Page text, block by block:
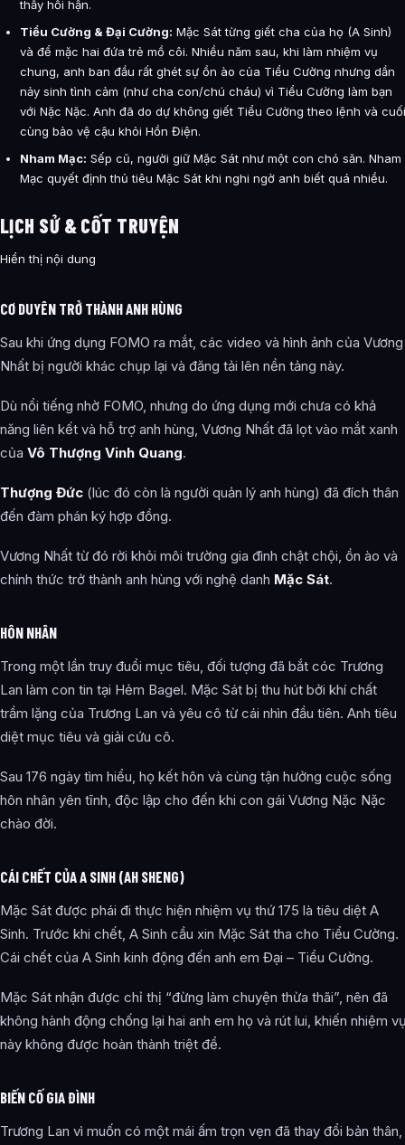
thấy hối hận.
Tiểu Cường & Đại Cường: Mặc Sát từng giết cha của họ (A Sinh)
và để mặc hai đứa trẻ mồ côi. Nhiều năm sau, khi làm nhiệm vụ
chung, anh ban đầu rất ghét sự ồn ào của Tiểu Cường nhưng dần
nảy sinh tình cảm (như cha con/chú cháu) vì Tiểu Cường làm bạn
với Nặc Nặc. Anh đã do dự không giết Tiểu Cường theo lệnh và cuối
cùng bảo vệ cậu khỏi Hồn Điện.
Nham Mạc: Sếp cũ, người giữ Mặc Sát như một con chó săn. Nham
Mạc quyết định thủ tiêu Mặc Sát khi nghi ngờ anh biết quá nhiều.
LỊCH SỬ & CỐT TRUYỆN
Hiển thị nội dung
CƠ DUYÊN TRỞ THÀNH ANH HÙNG
Sau khi ứng dụng FOMO ra mắt, các video và hình ảnh của Vương
Nhất bị người khác chụp lại và đăng tải lên nền tảng này.
Dù nổi tiếng nhờ FOMO, nhưng do ứng dụng mới chưa có khả
năng liên kết và hỗ trợ anh hùng, Vương Nhất đã lọt vào mắt xanh
của Vô Thượng Vinh Quang.
Thượng Đức (lúc đó còn là người quản lý anh hùng) đã đích thân
đến đàm phán ký hợp đồng.
Vương Nhất từ đó rời khỏi môi trường gia đình chật chội, ồn ào và
chính thức trở thành anh hùng với nghệ danh Mặc Sát.
HÔN NHÂN
Trong một lần truy đuổi mục tiêu, đối tượng đã bắt cóc Trương
Lan làm con tin tại Hẻm Bagel. Mặc Sát bị thu hút bởi khí chất
trầm lặng của Trương Lan và yêu cô từ cái nhìn đầu tiên. Anh tiêu
diệt mục tiêu và giải cứu cô.
Sau 176 ngày tìm hiểu, họ kết hôn và cùng tận hưởng cuộc sống
hôn nhân yên tĩnh, độc lập cho đến khi con gái Vương Nặc Nặc
chào đời.
CÁI CHẾT CỦA A SINH (AH SHENG)
Mặc Sát được phái đi thực hiện nhiệm vụ thứ 175 là tiêu diệt A
Sinh. Trước khi chết, A Sinh cầu xin Mặc Sát tha cho Tiểu Cường.
Cái chết của A Sinh kinh động đến anh em Đại – Tiểu Cường.
Mặc Sát nhận được chỉ thị “đừng làm chuyện thừa thãi”, nên đã
không hành động chống lại hai anh em họ và rút lui, khiến nhiệm
này không được hoàn thành triệt để.
BIẾN CỐ GIA ĐÌNH
Trương Lan vì muốn có một mái ấm trọn vẹn đã thay đổi bản thân,